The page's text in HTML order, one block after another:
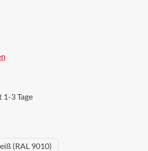
1-3 Tage
(RAL 9010)